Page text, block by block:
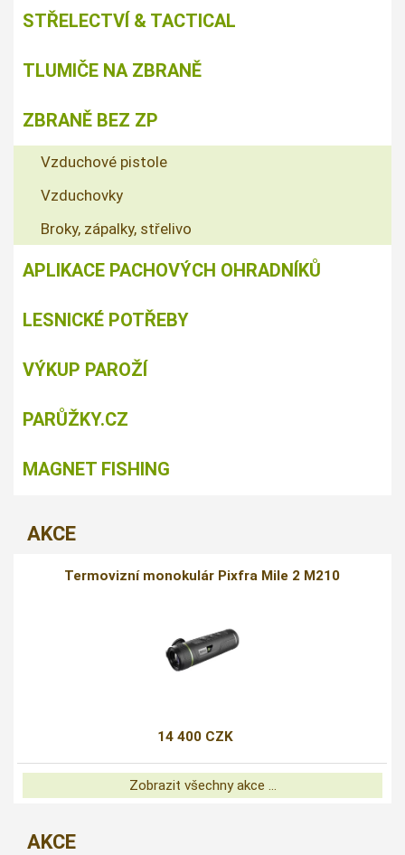
STŘELECTVÍ & TACTICAL
TLUMIČE NA ZBRANĚ
ZBRANĚ BEZ ZP
Vzduchové pistole
Vzduchovky
Broky, zápalky, střelivo
APLIKACE PACHOVÝCH OHRADNÍKŮ
LESNICKÉ POTŘEBY
VÝKUP PAROŽÍ
PARŮŽKY.CZ
MAGNET FISHING
AKCE
Termovizní monokulár Pixfra Mile 2 M210
14 400 CZK
Zobrazit všechny akce ...
AKCE